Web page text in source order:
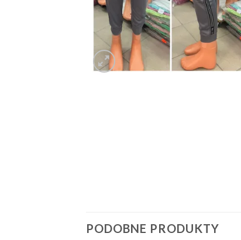
PODOBNE PRODUKTY